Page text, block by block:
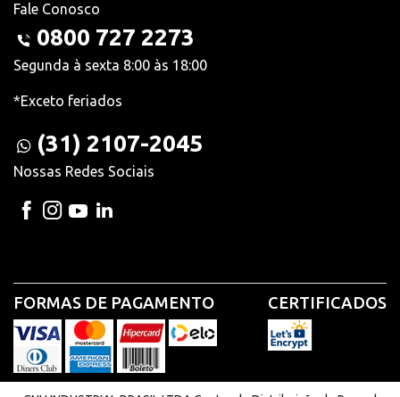
Fale Conosco
0800 727 2273
Segunda à sexta 8:00 às 18:00
*Exceto feriados
(31) 2107-2045
Nossas Redes Sociais
FORMAS DE PAGAMENTO CERTIFICADOS